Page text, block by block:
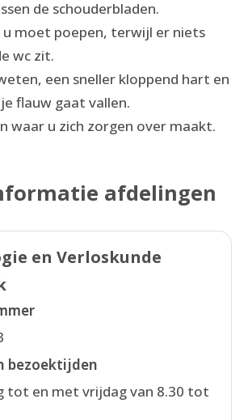
de schouderbladen.
moet poepen, terwijl er niets
wc zit.
een sneller kloppend hart en
flauw gaat vallen.
waar u zich zorgen over maakt.
afdelingen
en Verloskunde
bezoektijden
tot en met vrijdag van 8.30 tot